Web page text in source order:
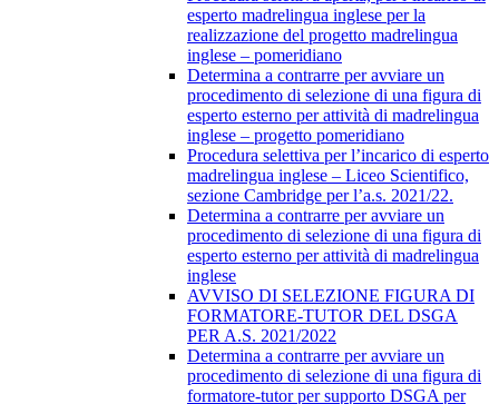
esperto madrelingua inglese per la
realizzazione del progetto madrelingua
inglese – pomeridiano
Determina a contrarre per avviare un
procedimento di selezione di una figura di
esperto esterno per attività di madrelingua
inglese – progetto pomeridiano
Procedura selettiva per l’incarico di esperto
madrelingua inglese – Liceo Scientifico,
sezione Cambridge per l’a.s. 2021/22.
Determina a contrarre per avviare un
procedimento di selezione di una figura di
esperto esterno per attività di madrelingua
inglese
AVVISO DI SELEZIONE FIGURA DI
FORMATORE-TUTOR DEL DSGA
PER A.S. 2021/2022
Determina a contrarre per avviare un
procedimento di selezione di una figura di
formatore-tutor per supporto DSGA per